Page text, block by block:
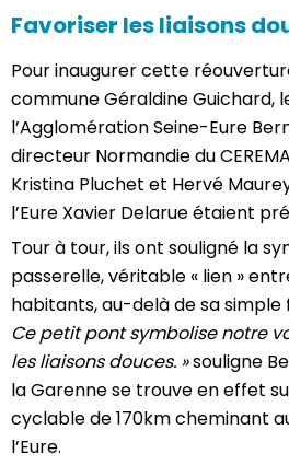
Favoriser les liaisons
Pour inaugurer cette
commune Géraldine Guichard,
l’Agglomération Seine-Eure
directeur Normandie du
Kristina Pluchet et Hervé
l’Eure Xavier Delarue étaient
Tour à tour, ils ont souligné la
passerelle, véritable « lien »
habitants, au-delà de sa simple
Ce petit pont symbolise notre
les liaisons douces. »souligne
la Garenne se trouve en effet
cyclable de 170km cheminant
l’Eure.